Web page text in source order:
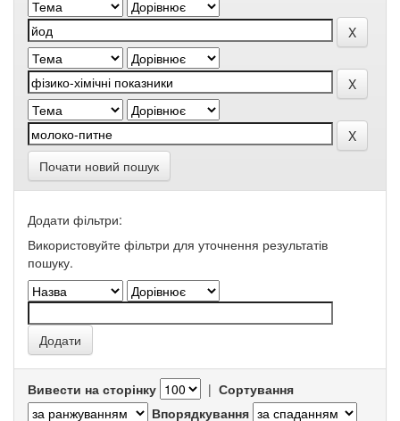
Почати новий пошук
Додати фільтри:
Використовуйте фільтри для уточнення результатів
пошуку.
Вивести на сторінку | Сортування
Впорядкування